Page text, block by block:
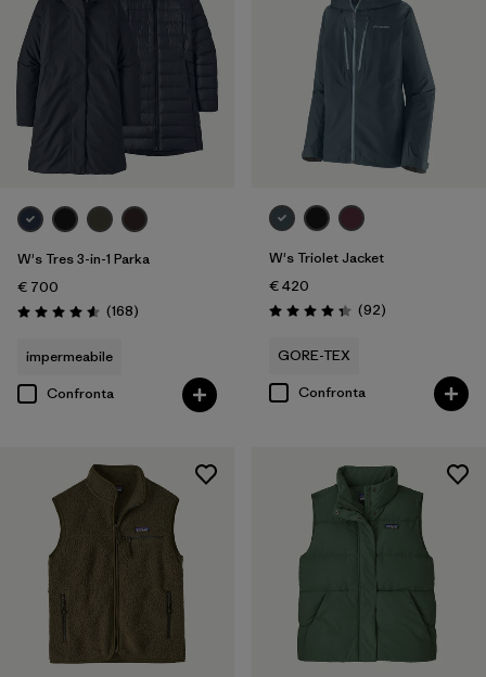
W's Tres 3-in-1 Parka
€ 700
Valutazione: 4.6 / 5
(168Recensioni
)
impermeabile
Confronta
W's Triolet Jacket
€ 420
Valutazione: 4.4 / 5
(92Recensioni
)
GORE-TEX
Confronta